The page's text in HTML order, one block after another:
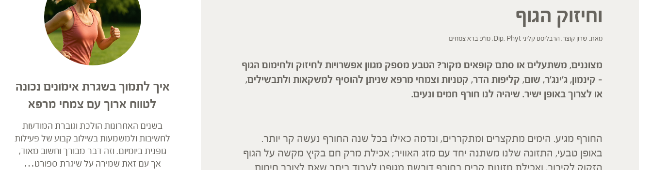
וחיזוק הגוף
מאת: שרון קוצר, הרבליסט קליני Dip. Phyt, מו"פ ברא צמחים
מצוננים, משתעלים או סתם קופאים מקור? הטבע מספק מגוון אפשרויות לחיזוק ולחימום הגוף
– קינמון, ג'ינג'ר, שום, קליפות הדר, קטניות וצמחי מרפא שניתן להוסיף למשקאות ולתבשילים,
או לצרוך באופן ישיר. שיהיה לנו חורף חמים ונעים.
החורף מגיע. הימים מתקצרים ומתקררים, ונדמה כאילו בכל שנה החורף נעשה קר יותר.
באופן טבעי, התזונה שלנו משתנה יחד עם מזג האוויר; אכילת מרק חם בקיץ מקשה על הגוף
איך לתמוך בשגרת אימונים נכונה
לטווח ארוך עם צמחי מרפא
בשנים האחרונות הולכת וגוברת המודעות
לחשיבות ולמשמעות בשילוב קבוע של פעילות
גופנית ביומיום. וזה דבר מבורך וחשוב מאוד,
אך עם זאת שמירה על שיגרת ספורט…